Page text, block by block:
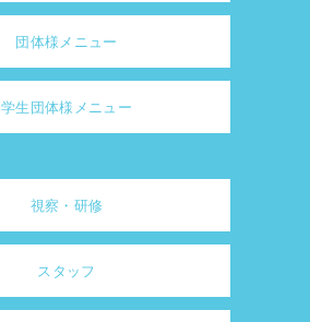
団体様メニュー
学生団体様メニュー
視察・研修
スタッフ